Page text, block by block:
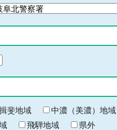
斐地域 中濃（美濃）地域
飛騨地域 県外